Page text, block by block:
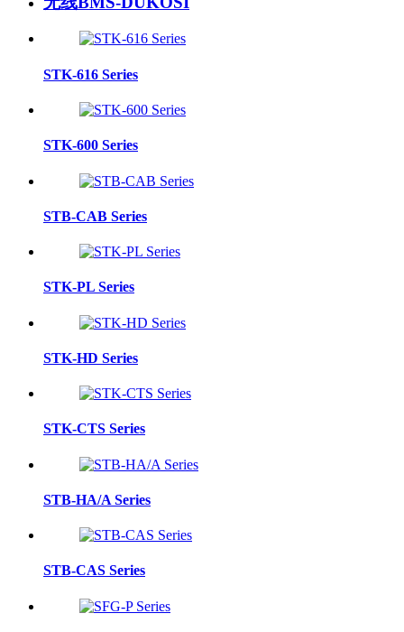
STK-616 Series
STK-600 Series
STB-CAB Series
STK-PL Series
STK-HD Series
STK-CTS Series
STB-HA/A Series
STB-CAS Series